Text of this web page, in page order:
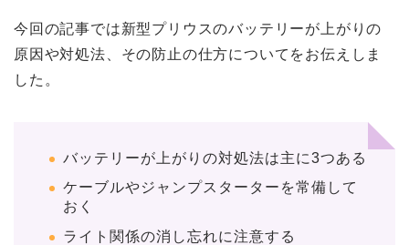
今回の記事では新型プリウスのバッテリーが上がりの
原因や対処法、その防止の仕方についてをお伝えしま
した。
バッテリーが上がりの対処法は主に3つある
ケーブルやジャンプスターターを常備して
おく
ライト関係の消し忘れに注意する